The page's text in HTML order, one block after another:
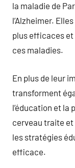
la maladie de
l’Alzheimer.
plus efficaces et
ces maladies.
En plus de leur
transforment
l’éducation et la
cerveau traite
les stratégies
efficace.